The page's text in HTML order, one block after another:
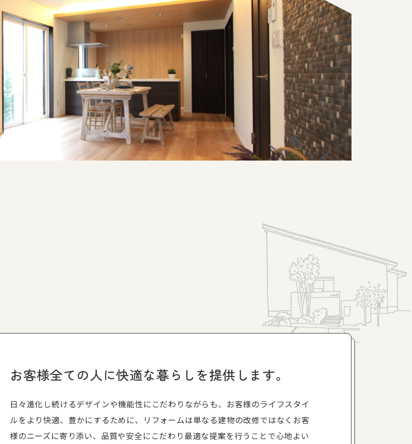
お客様全ての人に快適な暮らしを提供します。
日々進化し続けるデザインや機能性にこだわりながらも、お客様のライフスタイ
ルをより快適、豊かにするために、リフォームは単なる建物の改修ではなくお客
様のニーズに寄り添い、品質や安全にこだわり最適な提案を行うことで心地よい